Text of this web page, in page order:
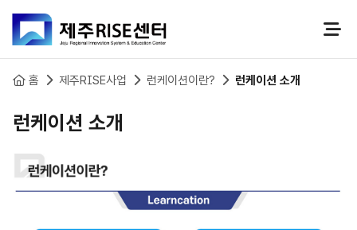
홈 제주RISE사업 런케이션이란? 런케이션 소개
런케이션 소개